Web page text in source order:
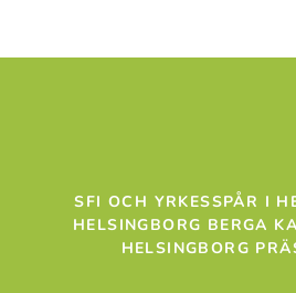
SFI OCH YRKESSPÅR I
HELSINGBORG BERGA
HELSINGBORG